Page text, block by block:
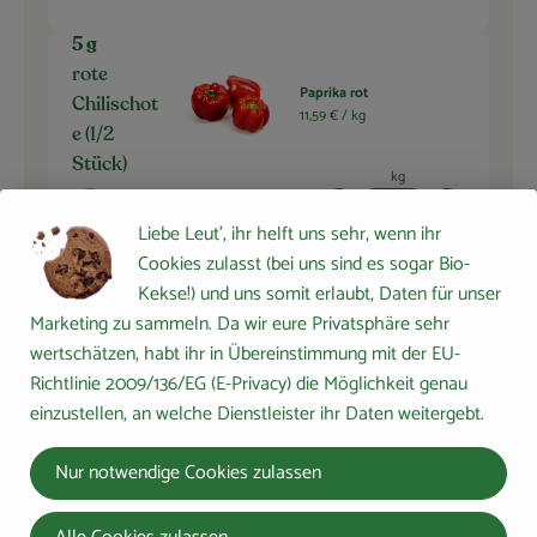
5 g
rote
Chilischot
e (1/2
Stück)
Paprika rot
11,59 € / kg
kg
Gesamtpreis:1,74 €
2 Stk
Pak Choi
(ca. 800g)
Auswahl ändern
Leider haben wir dafür
kein Produkt gefunden
Liebe Leut', ihr helft uns sehr, wenn ihr
Cookies zulasst (bei uns sind es sogar Bio-
Kekse!) und uns somit erlaubt, Daten für unser
Marketing zu sammeln. Da wir eure Privatsphäre sehr
wertschätzen, habt ihr in Übereinstimmung mit der EU-
Richtlinie 2009/136/EG (E-Privacy) die Möglichkeit genau
einzustellen, an welche Dienstleister ihr Daten weitergebt.
Nur notwendige Cookies zulassen